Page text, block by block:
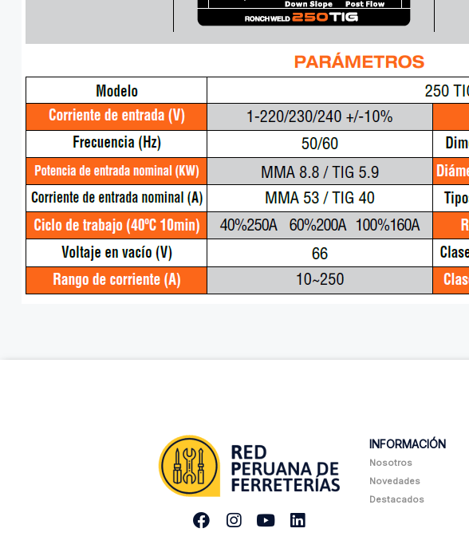
INFORMACIÓN
Nosotros
Novedades
Destacados